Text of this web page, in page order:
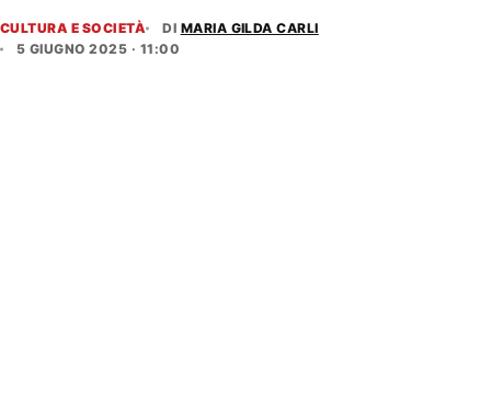
CULTURA E SOCIETÀ DI MARIA GILDA CARLI
5 GIUGNO 2025 · 11:00